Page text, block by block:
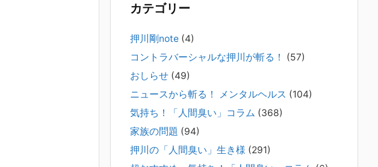
精神科から「退院できます」と言われた家族
へ──退院後の安全設計
2026年2月21日
通常価格 2,980円 → 今だけ 1,480円（50％OFF）こちらのn
援の現場で行なってきた実務対応を、家族向けに整理してい
#042 精神疾患の子どもと健全なコミュニ
ケーションがとれない（母娘編）。
2025年8月17日
カテゴリー
押川剛note (4)
コントラバーシャルな押川が斬る！
(57)
おしらせ (49)
ニュースから斬る！ メンタルヘルス (104)
気持ち！「人間臭い」コラム (368)
家族の問題 (94)
押川の「人間臭い」生き様 (291)